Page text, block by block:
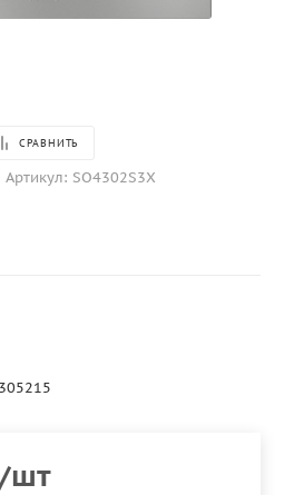
СРАВНИТЬ
Артикул: SO4302S3X
шт